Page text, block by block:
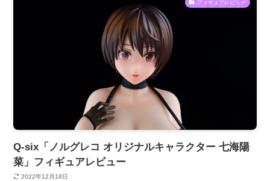
フィギュアレビュー
Q-six「ノルグレコ オリジナルキャラクター 七海陽
菜」フィギュアレビュー
2022年12月18日